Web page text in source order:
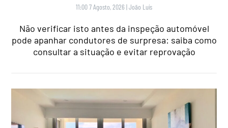
11:00 7 Agosto, 2026 |João Luís
Não verificar isto antes da inspeção automóvel
pode apanhar condutores de surpresa: saiba como
consultar a situação e evitar reprovação